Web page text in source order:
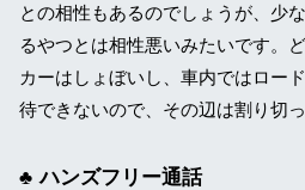
との相性もあるのでしょうが、少
るやつとは相性悪いみたいです。
カーはしょぼいし、車内ではロー
待できないので、その辺は割り切っ
ハンズフリー通話